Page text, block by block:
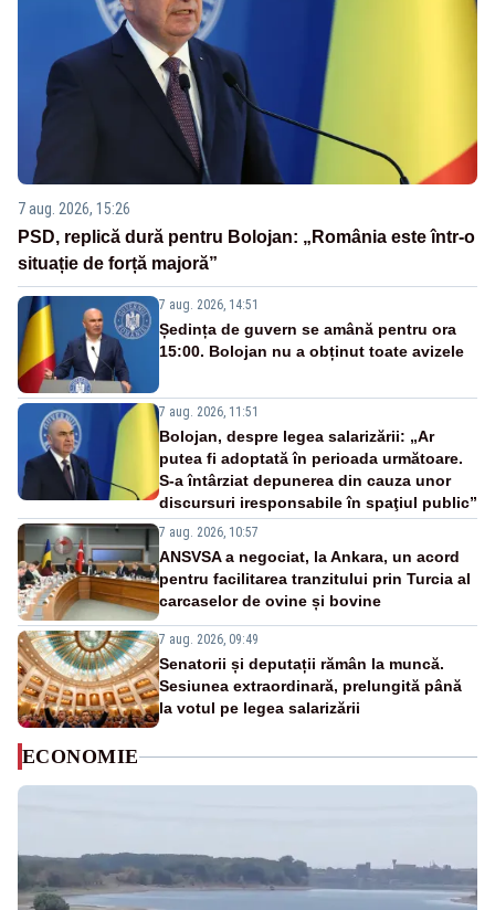
7 aug. 2026, 15:26
PSD, replică dură pentru Bolojan: „România este într-o
situație de forță majoră”
7 aug. 2026, 14:51
Ședința de guvern se amână pentru ora
15:00. Bolojan nu a obținut toate avizele
7 aug. 2026, 11:51
Bolojan, despre legea salarizării: „Ar
putea fi adoptată în perioada următoare.
S-a întârziat depunerea din cauza unor
discursuri iresponsabile în spaţiul public”
7 aug. 2026, 10:57
ANSVSA a negociat, la Ankara, un acord
pentru facilitarea tranzitului prin Turcia al
carcaselor de ovine și bovine
7 aug. 2026, 09:49
Senatorii și deputații rămân la muncă.
Sesiunea extraordinară, prelungită până
la votul pe legea salarizării
ECONOMIE